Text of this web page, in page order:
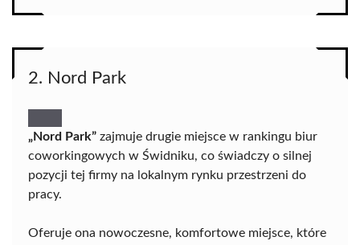
2. Nord Park
„Nord Park” zajmuje drugie miejsce w rankingu biur
coworkingowych w Świdniku, co świadczy o silnej
pozycji tej firmy na lokalnym rynku przestrzeni do
pracy.
Oferuje ona nowoczesne, komfortowe miejsce, które